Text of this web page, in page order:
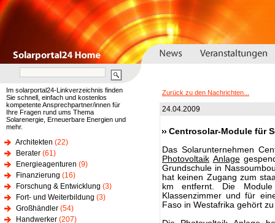
Im solarportal24-Linkverzeichnis finden
Sie schnell, einfach und kostenlos
kompetente Ansprechpartner/innen für
Ihre Fragen rund ums Thema
Solarenergie, Erneuerbare Energien und
mehr.
Architekten (22)
Berater (61)
Energieagenturen (9)
Finanzierung (16)
Forschung & Entwicklung (3)
Fort- und Weiterbildung (3)
Großhändler (54)
Handwerker (207)
Zurück zu den Nachrichten...
24.04.2009
Centrosolar-Module für
Das Solarunternehmen
Photovoltaik Anlage
Grundschule in
hat keinen Zugang zum
km entfernt. Die
Klassenzimmer und für
Faso in Westafrika gehört